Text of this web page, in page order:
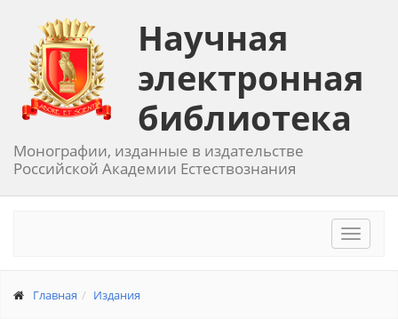
Научная
электронная
библиотека
Монографии, изданные в издательстве
Российской Академии Естествознания
Toggle
Главная Издания